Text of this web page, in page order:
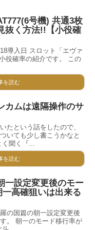
号機) 共通3枚
抜く方法!!【小役確
導入日 スロット「エヴァ
役確率の紹介です。 この
を読む
カムは遠隔操作のサ
たという話をしたので、
いても少し書こうかなと
聞く『...
を読む
一設定変更後のモー
高確狙いは出来る
の国篇の朝一設定変更後
。 朝一のモード移行率が